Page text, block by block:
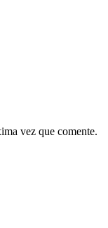
vez que comente.